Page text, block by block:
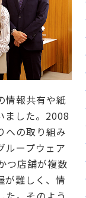
情報共有や紙
ました。2008
への取り組み
ループウェア
つ店舗が複数
が難しく、情